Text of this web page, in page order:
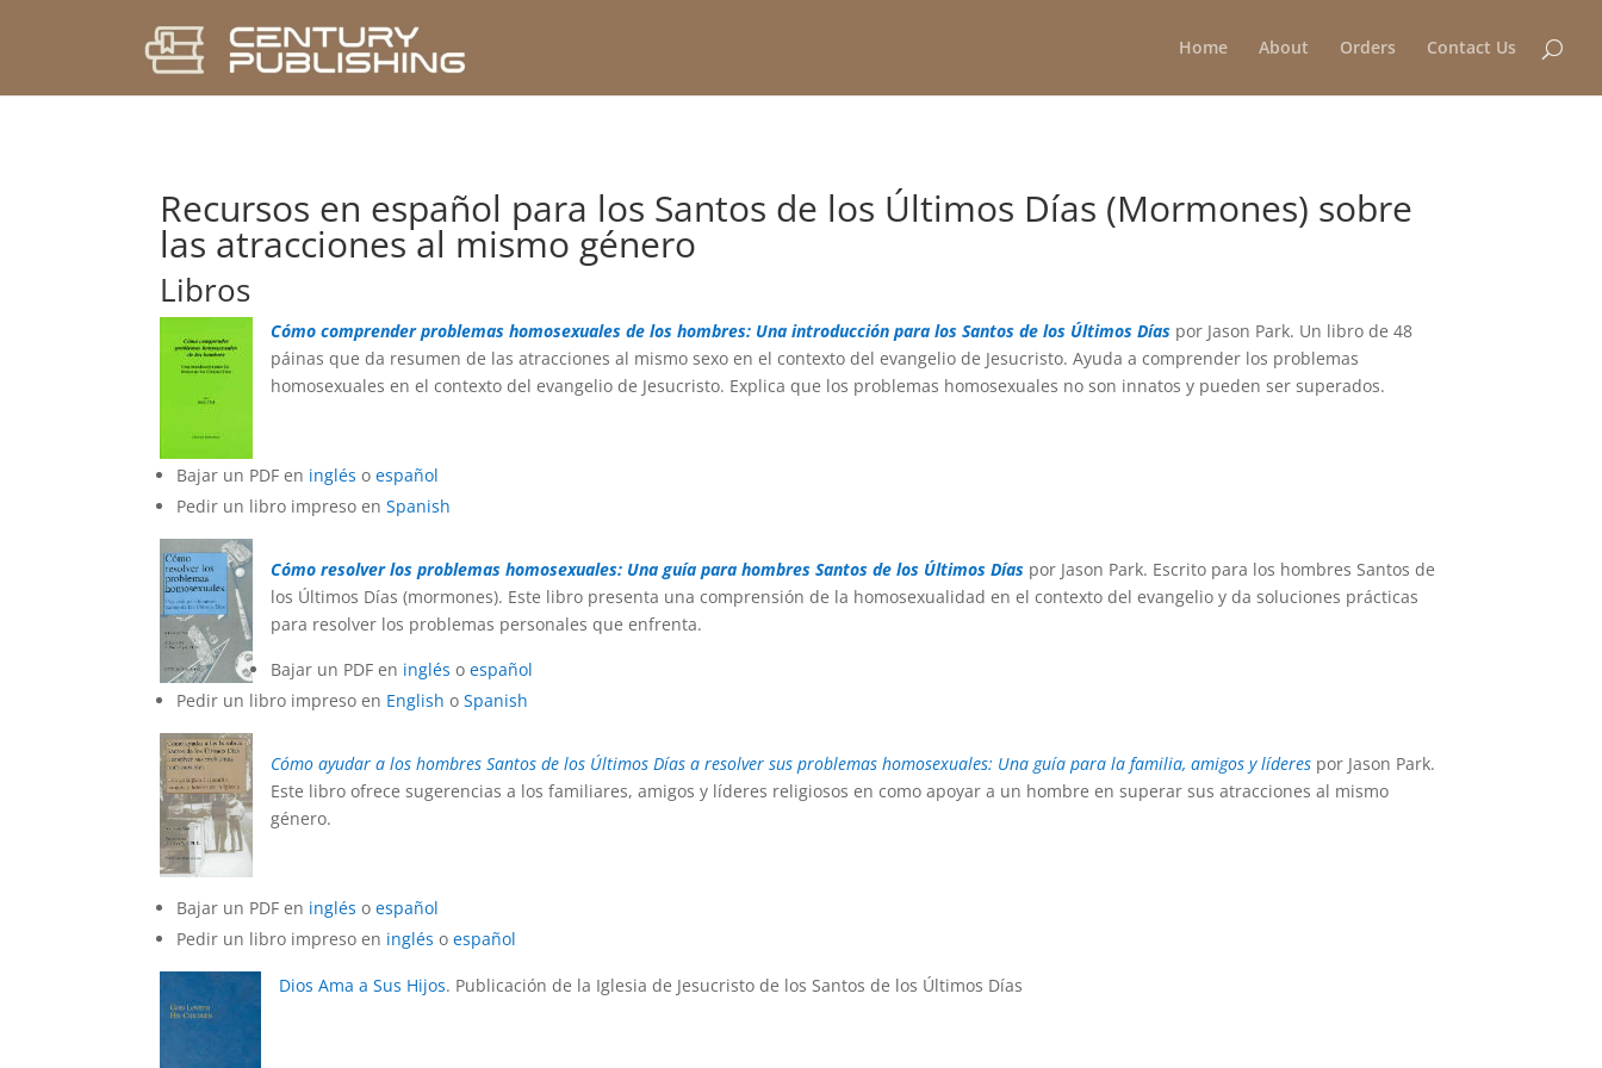
Home About Orders Contact Us
Recursos en español para los Santos de los Últimos Días (Mormones) sobre
las atracciones al mismo género
Libros
Cómo comprender problemas homosexuales de los hombres: Una introducción para los Santos de los Últimos Días por Jason Park. Un libro de 48
páinas que da resumen de las atracciones al mismo sexo en el contexto del evangelio de Jesucristo. Ayuda a comprender los problemas
homosexuales en el contexto del evangelio de Jesucristo. Explica que los problemas homosexuales no son innatos y pueden ser superados.
Bajar un PDF en inglés oespañol
Pedir un libro impreso enSpanish
Cómo resolver los problemas homosexuales: Una guía para hombres Santos de los Últimos Días por Jason Park. Escrito para los hombres Santos de
los Últimos Días (mormones). Este libro presenta una comprensión de la homosexualidad en el contexto del evangelio y da soluciones prácticas
para resolver los problemas personales que enfrenta.
Bajar un PDF en inglés oespañol
Pedir un libro impreso en English oSpanish
Cómo ayudar a los hombres Santos de los Últimos Días a resolver sus problemas homosexuales: Una guía para la familia, amigos y líderes por Jason Park.
Este libro ofrece sugerencias a los familiares, amigos y líderes religiosos en como apoyar a un hombre en superar sus atracciones al mismo
género.
Bajar un PDF en inglés o español
Pedir un libro impreso en inglés o español
Dios Ama a Sus Hijos. Publicación de la Iglesia de Jesucristo de los Santos de los Últimos Días